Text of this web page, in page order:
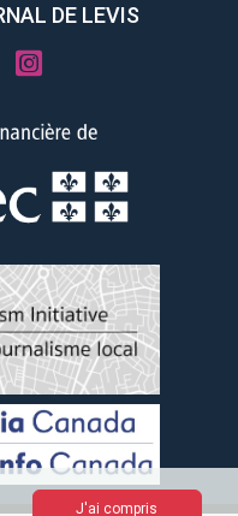
DE LEVIS
J'ai compris